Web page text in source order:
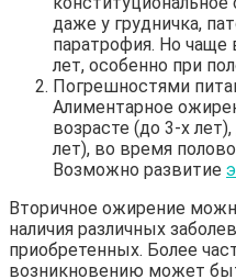
даже у грудничка,
паратрофия. Но чаще
лет, особенно при
Погрешностями
Алиментарное
возрасте (до 3-х
лет), во время
Возможно развитие
Вторичное ожирение
наличия различных
приобретенных. Более
возникновению может